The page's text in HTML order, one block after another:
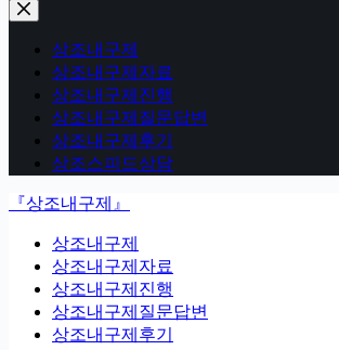
상조내구제
상조내구제자료
상조내구제진행
상조내구제질문답변
상조내구제후기
상조스피드상담
『상조내구제』
상조내구제
상조내구제자료
상조내구제진행
상조내구제질문답변
상조내구제후기